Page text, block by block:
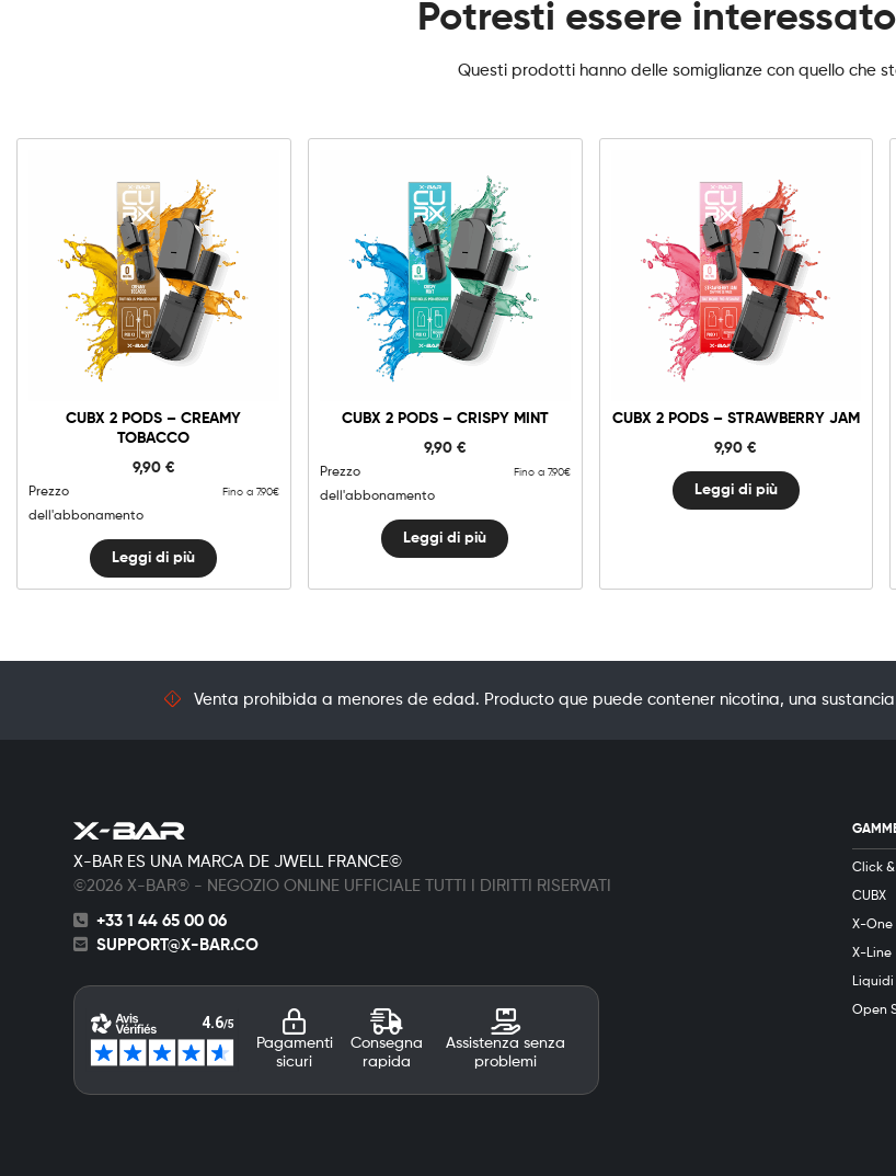
Potresti essere
Questi prodotti hanno delle somiglianze con quello che
CUBX 2 PODS – CREAMY
TOBACCO
9,90 €
Prezzo
dell'abbonamento
Fino a 7.90€
Leggi di più
CUBX 2 PODS – CRISPY MINT
9,90 €
Prezzo
dell'abbonamento
Fino a 7.90€
Leggi di più
CUBX 2 PODS – STRAWBERRY JAM
9,90€
Leggi di più
Venta prohibida a menores de edad. Producto que puede contener nicotina, una
X-BAR ES UNA MARCA DE JWELL FRANCE©
©2026 X-BAR® - NEGOZIO ONLINE UFFICIALE TUTTI I DIRITTI RISERVATI
+33 1 44 65 00 06
SUPPORT@X-BAR.CO
Pagamenti
sicuri
Consegna
rapida
Assistenza senza
problemi
Click &
CUBX
X-One
X-Line
Open